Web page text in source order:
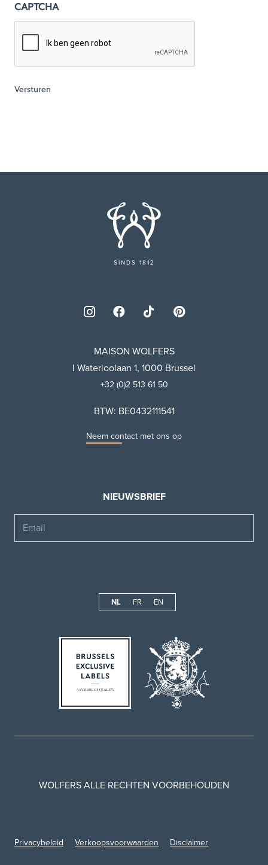
CAPTCHA
SINDS 1812
MAISON WOLFERS
I Waterloolaan 1, 1000 Brussel
+32 (0)2 513 61 50
BTW: BE0432111541
Neem contact met ons op
NIEUWSBRIEF
NL FR EN
WOLFERS ALLE RECHTEN VOORBEHOUDEN
Privacybeleid Verkoopsvoorwaarden Disclaimer